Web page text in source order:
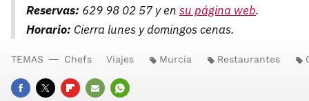
Reservas: 629 98 02 57 y en su página web.
Horario: Cierra lunes y domingos cenas.
TEMAS Chefs Viajes Murcia Restaurantes